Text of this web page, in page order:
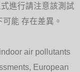
進行請注意該測試
能 存在差異。
air pollutants
European